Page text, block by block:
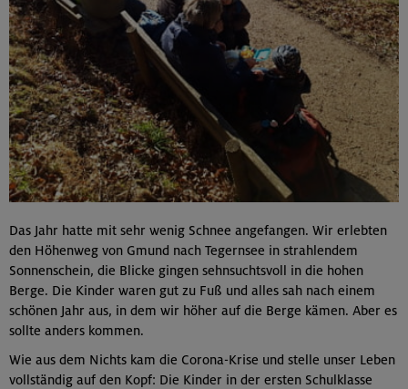
Das Jahr hatte mit sehr wenig Schnee angefangen. Wir erlebten
den Höhenweg von Gmund nach Tegernsee in strahlendem
Sonnenschein, die Blicke gingen sehnsuchtsvoll in die hohen
Berge. Die Kinder waren gut zu Fuß und alles sah nach einem
schönen Jahr aus, in dem wir höher auf die Berge kämen. Aber es
sollte anders kommen.
Wie aus dem Nichts kam die Corona-Krise und stelle unser Leben
vollständig auf den Kopf: Die Kinder in der ersten Schulklasse